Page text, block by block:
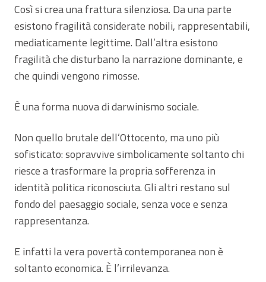
Così si crea una frattura silenziosa. Da una parte
esistono fragilità considerate nobili, rappresentabili,
mediaticamente legittime. Dall’altra esistono
fragilità che disturbano la narrazione dominante, e
che quindi vengono rimosse.
È una forma nuova di darwinismo sociale.
Non quello brutale dell’Ottocento, ma uno più
sofisticato: sopravvive simbolicamente soltanto chi
riesce a trasformare la propria sofferenza in
identità politica riconosciuta. Gli altri restano sul
fondo del paesaggio sociale, senza voce e senza
rappresentanza.
E infatti la vera povertà contemporanea non è
soltanto economica. È l’irrilevanza.